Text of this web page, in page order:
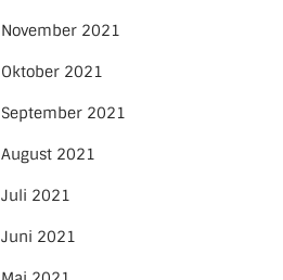
November 2021
Oktober 2021
September 2021
August 2021
Juli 2021
Juni 2021